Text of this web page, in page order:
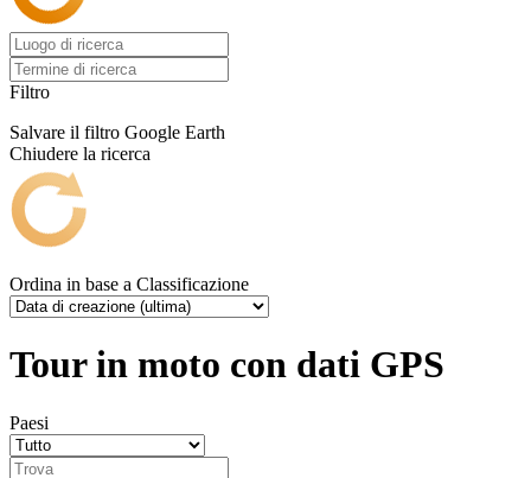
Filtro
Salvare il filtro Google Earth
Chiudere la ricerca
Ordina in base a Classificazione
Tour in moto con dati GPS
Paesi